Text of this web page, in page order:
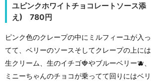
ユピンクホワイトチョコレートソース添
え) 780円
ピンク色のクレープの中にミルフィーユが入っ
てて、ベリーのソースそしてクレープの上には
生クリーム、生のイチゴ🍓やブルーベリー🫐、
ミニーちゃんのチョコが乗ってて回りにはベリ